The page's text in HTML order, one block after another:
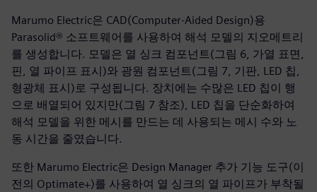
Marumo Electric은 CAD(Computer-Aided Design)용
Parasolid® 소프트웨어를 사용하여 해석 모델의 지오메트리
를 생성합니다. 모델은 열 싱크 컴포넌트(그림 6, 가열 표면,
핀, 열 파이프 표시)와 광원 컴포넌트(그림 7, 기판, LED 칩,
형광체 표시)로 구성됩니다. 장치에는 수많은 LED 칩이 행
으로 배열되어 있지만(그림 7 참조), LED 칩을 단순화하여
해석 모델을 위한 메시를 만드는 데 사용되는 메시 수와 노
동 시간을 줄였습니다.
또한 Marumo Electric은 Design Manager 추가 기능 도구(이
전의 Optimate+)를 사용하여 열 싱크의 열 파이프가 부착될